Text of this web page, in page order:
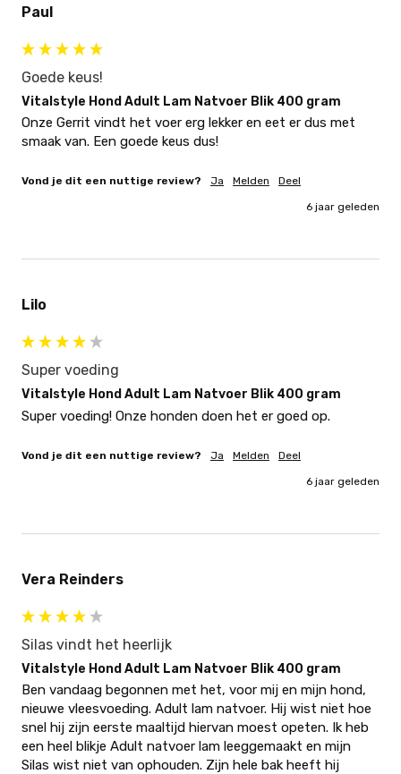
Paul
Goede keus!
Vitalstyle Hond Adult Lam Natvoer Blik 400 gram
Onze Gerrit vindt het voer erg lekker en eet er dus met
smaak van. Een goede keus dus!
Vond je dit een nuttige review? Ja Melden Deel
6 jaar geleden
Lilo
Super voeding
Vitalstyle Hond Adult Lam Natvoer Blik 400 gram
Super voeding! Onze honden doen het er goed op.
Vond je dit een nuttige review? Ja Melden Deel
6 jaar geleden
Vera Reinders
Silas vindt het heerlijk
Vitalstyle Hond Adult Lam Natvoer Blik 400 gram
Ben vandaag begonnen met het, voor mij en mijn hond,
nieuwe vleesvoeding. Adult lam natvoer. Hij wist niet hoe
snel hij zijn eerste maaltijd hiervan moest opeten. Ik heb
een heel blikje Adult natvoer lam leeggemaakt en mijn
Silas wist niet van ophouden. Zijn hele bak heeft hij